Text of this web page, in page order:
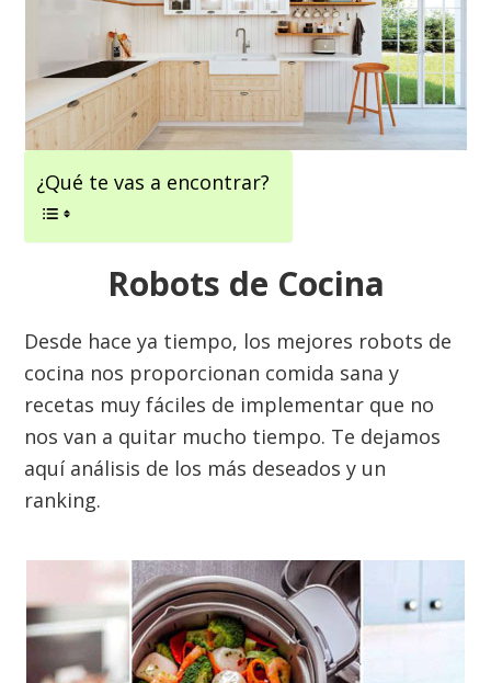
¿Qué te vas a encontrar?
Robots de Cocina
Desde hace ya tiempo, los mejores robots de
cocina nos proporcionan comida sana y
recetas muy fáciles de implementar que no
nos van a quitar mucho tiempo. Te dejamos
aquí análisis de los más deseados y un
ranking.